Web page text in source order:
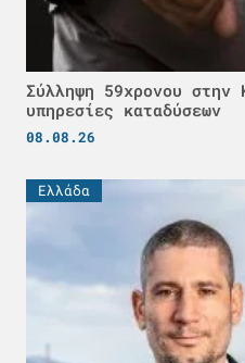
Σύλληψη 59χρονου στην
υπηρεσίες καταδύσεων
08.08.26
Ελλάδα